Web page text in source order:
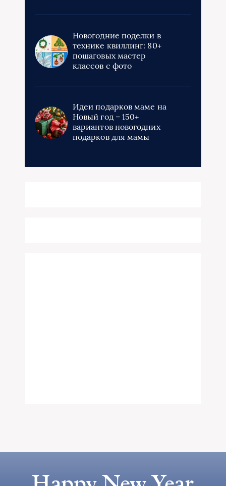
Новогодние поделки в
технике квиллинг: 80+
пошаговых мастер
классов с фото
Идеи подарков маме на
Новый год – 150+
вариантов новогодних
подарков для мамы